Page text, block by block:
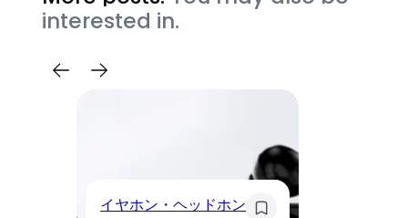
interested in.
イヤホン・ヘッドホン